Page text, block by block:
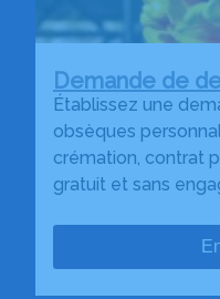
Demande de
Établissez une
obsèques
crémation, contrat
gratuit et sans